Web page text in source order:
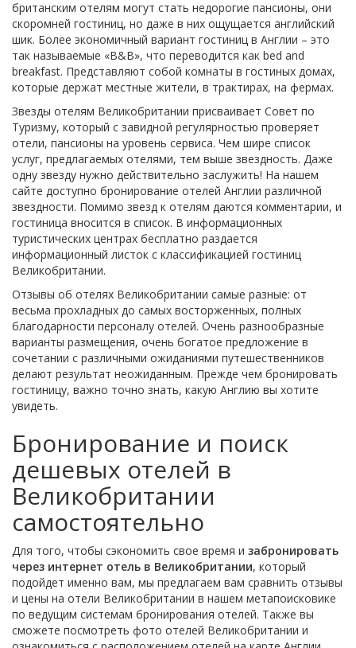
британским отелям могут стать недорогие пансионы, они
скоромней гостиниц, но даже в них ощущается английский
шик. Более экономичный вариант гостиниц в Англии – это
так называемые «B&B», что переводится как bed and
breakfast. Представляют собой комнаты в гостиных домах,
которые держат местные жители, в трактирах, на фермах.
Звезды отелям Великобритании присваивает Совет по
Туризму, который с завидной регулярностью проверяет
отели, пансионы на уровень сервиса. Чем шире список
услуг, предлагаемых отелями, тем выше звездность. Даже
одну звезду нужно действительно заслужить! На нашем
сайте доступно бронирование отелей Англии различной
звездности. Помимо звезд к отелям даются комментарии, и
гостиница вносится в список. В информационных
туристических центрах бесплатно раздается
информационный листок с классификацией гостиниц
Великобритании.
Отзывы об отелях Великобритании самые разные: от
весьма прохладных до самых восторженных, полных
благодарности персоналу отелей. Очень разнообразные
варианты размещения, очень богатое предложение в
сочетании с различными ожиданиями путешественников
делают результат неожиданным. Прежде чем бронировать
гостиницу, важно точно знать, какую Англию вы хотите
увидеть.
Бронирование и поиск
дешевых отелей в
Великобритании
самостоятельно
Для того, чтобы сэкономить свое время и забронировать
через интернет отель в Великобритании, который
подойдет именно вам, мы предлагаем вам сравнить отзывы
и цены на отели Великобритании в нашем метапоисковике
по ведущим системам бронирования отелей. Также вы
сможете посмотреть фото отелей Великобритании и